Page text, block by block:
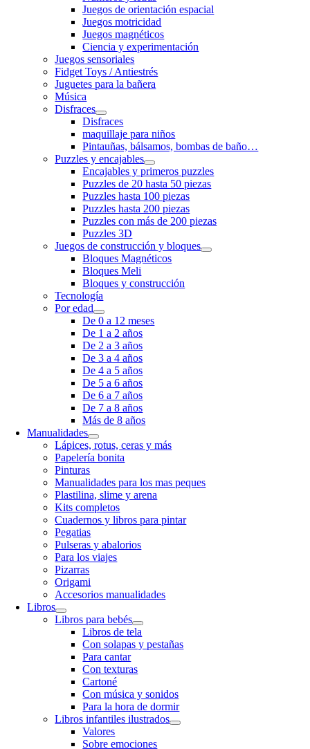
Juegos de orientación espacial
Juegos motricidad
Juegos magnéticos
Ciencia y experimentación
Juegos sensoriales
Fidget Toys / Antiestrés
Juguetes para la bañera
Música
Disfraces
Disfraces
maquillaje para niños
Pintauñas, bálsamos, bombas de baño…
Puzzles y encajables
Encajables y primeros puzzles
Puzzles de 20 hasta 50 piezas
Puzzles hasta 100 piezas
Puzzles hasta 200 piezas
Puzzles con más de 200 piezas
Puzzles 3D
Juegos de construcción y bloques
Bloques Magnéticos
Bloques Meli
Bloques y construcción
Tecnología
Por edad
De 0 a 12 meses
De 1 a 2 años
De 2 a 3 años
De 3 a 4 años
De 4 a 5 años
De 5 a 6 años
De 6 a 7 años
De 7 a 8 años
Más de 8 años
Manualidades
Lápices, rotus, ceras y más
Papelería bonita
Pinturas
Manualidades para los mas peques
Plastilina, slime y arena
Kits completos
Cuadernos y libros para pintar
Pegatias
Pulseras y abalorios
Para los viajes
Pizarras
Origami
Accesorios manualidades
Libros
Libros para bebés
Libros de tela
Con solapas y pestañas
Para cantar
Con texturas
Cartoné
Con música y sonidos
Para la hora de dormir
Libros infantiles ilustrados
Valores
Sobre emociones